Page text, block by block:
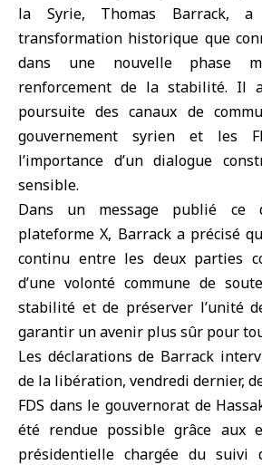
la Syrie, Thomas Barrack,
transformation historique que
dans une nouvelle phase
renforcement de la stabilité. Il
poursuite des canaux de
gouvernement syrien et les
l’importance d’un dialogue
sensible.
Dans un message publié ce
plateforme X, Barrack a précisé
continu entre les deux parties
d’une volonté commune de
stabilité et de préserver l’unité
garantir un avenir plus sûr pour
Les déclarations de Barrack
de la libération, vendredi dernier,
FDS dans le gouvernorat de
été rendue possible grâce aux
présidentielle chargée du suivi